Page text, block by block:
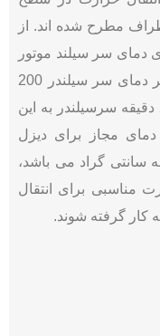
مطرح شده اند. از
دمای سر سیلند موتور
دیزل ژنراتور استفاده می شود. حد اکثر دمای سر سیلندر 200
درجه سانتی گراد می باشد و بعد از 20 دقیقه سرسیلندر به این
مجاز برای دیزل
استفاده برابر با 270 درجه سانتی گراد می باشد،
مناسبی برای انتقال
کار گرفته شوند.